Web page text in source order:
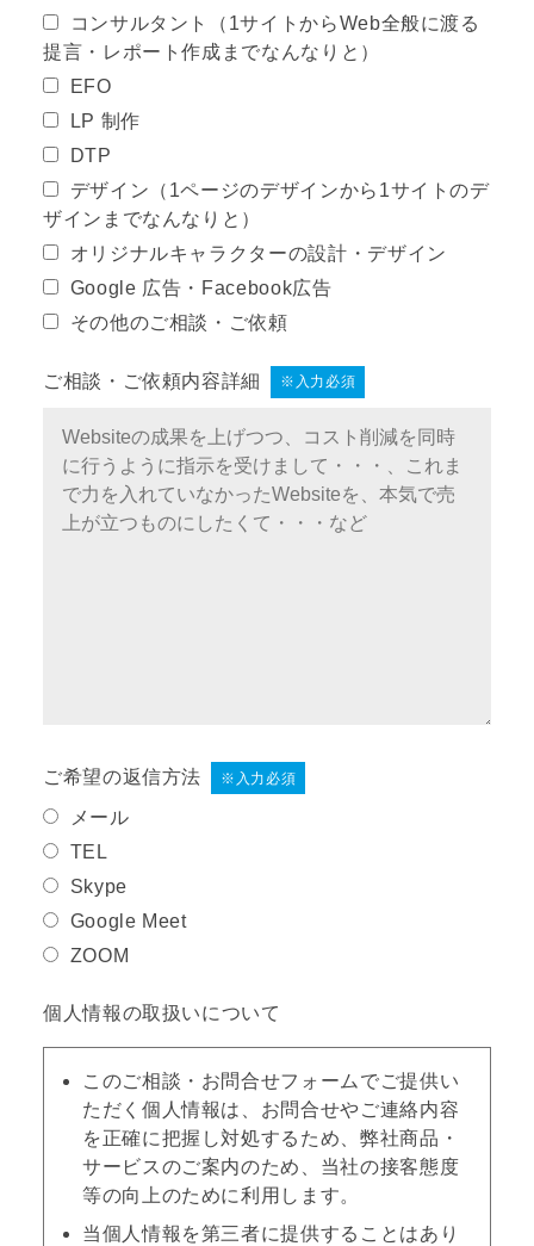
コンサルタント（1サイトからWeb全般に渡る
提言・レポート作成までなんなりと）
EFO
LP 制作
DTP
デザイン（1ページのデザインから1サイトのデ
ザインまでなんなりと）
オリジナルキャラクターの設計・デザイン
Google 広告・Facebook広告
その他のご相談・ご依頼
ご相談・ご依頼内容詳細 ※入力必須
ご希望の返信方法 ※入力必須
メール
TEL
Skype
Google Meet
ZOOM
個人情報の取扱いについて
このご相談・お問合せフォームでご提供い
ただく個人情報は、お問合せやご連絡内容
を正確に把握し対処するため、弊社商品・
サービスのご案内のため、当社の接客態度
等の向上のために利用します。
当個人情報を第三者に提供することはあり